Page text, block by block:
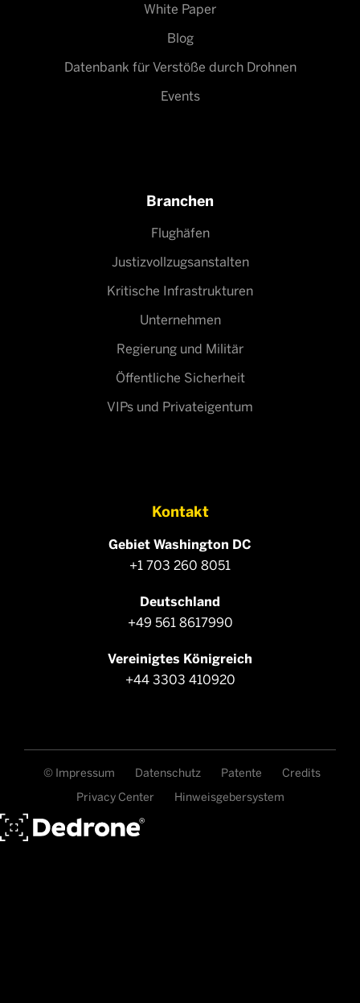
White Paper
Blog
Datenbank für Verstöße durch Drohnen
Events
Branchen
Flughäfen
Justizvollzugsanstalten
Kritische Infrastrukturen
Unternehmen
Regierung und Militär
Öffentliche Sicherheit
VIPs und Privateigentum
Kontakt
Gebiet Washington DC
+1 703 260 8051
Deutschland
+49 561 8617990
Vereinigtes Königreich
+44 3303 410920
© Impressum Datenschutz Patente
Credits
Privacy Center
Hinweisgebersystem